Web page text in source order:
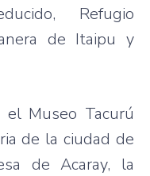
Refugio
de Itaipu y
Museo Tacurú
de la ciudad de
de Acaray, la